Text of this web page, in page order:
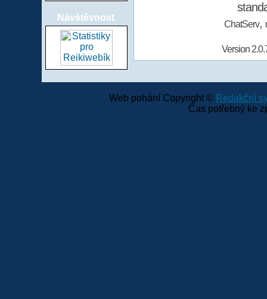
Návštěvnost
ChatServ,
Version
Web pohání Copyright © Redakční
Čas potřebný ke